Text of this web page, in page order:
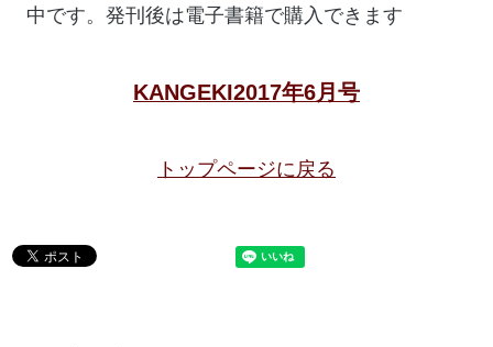
中です。発刊後は電子書籍で購入できます
KANGEKI2017年6月号
トップページに戻る